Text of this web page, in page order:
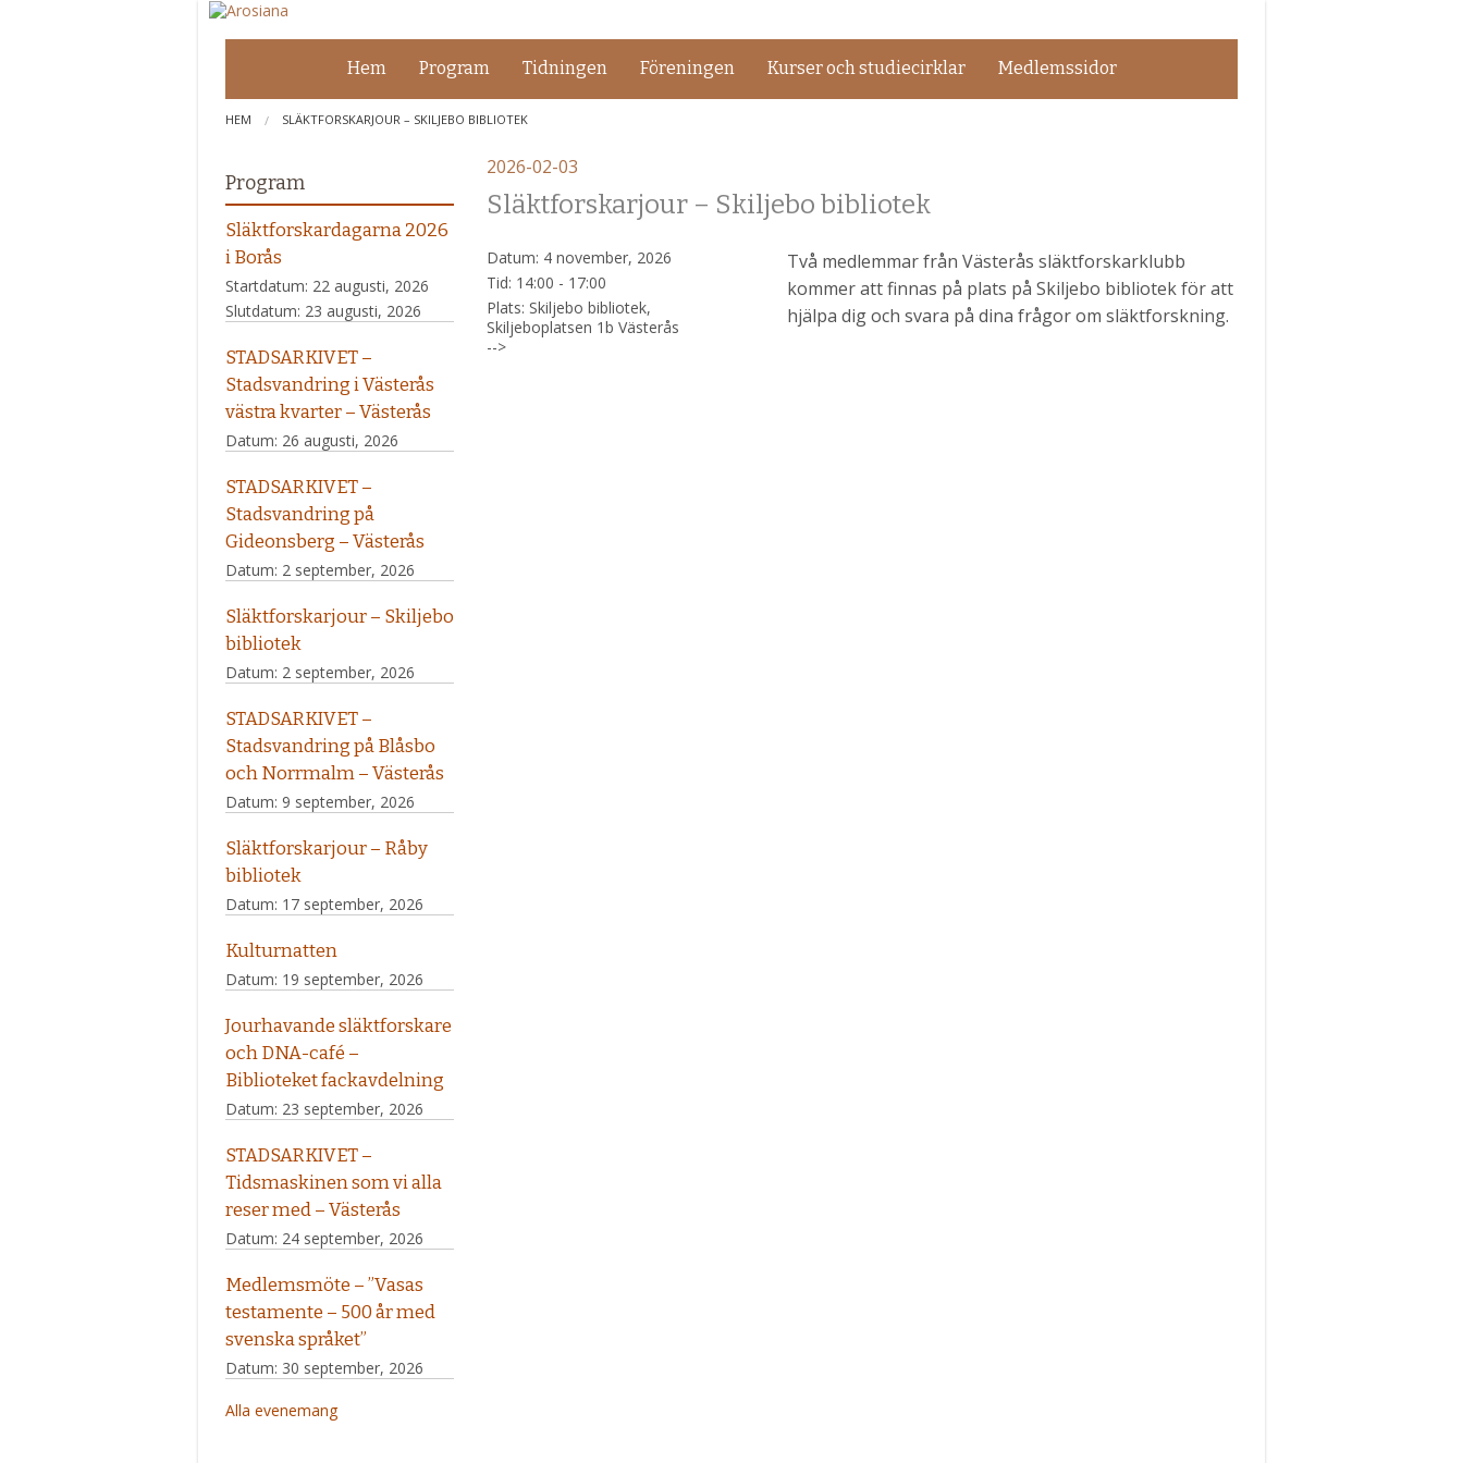
Hem Program Tidningen Föreningen Kurser och studiecirklar Medlemssidor
HEM SLÄKTFORSKARJOUR – SKILJEBO BIBLIOTEK
Program
Släktforskardagarna 2026
i Borås
Startdatum: 22 augusti, 2026
Slutdatum: 23 augusti, 2026
STADSARKIVET –
Stadsvandring i Västerås
västra kvarter – Västerås
Datum: 26 augusti, 2026
STADSARKIVET –
Stadsvandring på
Gideonsberg – Västerås
Datum: 2 september, 2026
Släktforskarjour – Skiljebo
bibliotek
Datum: 2 september, 2026
STADSARKIVET –
Stadsvandring på Blåsbo
och Norrmalm – Västerås
Datum: 9 september, 2026
Släktforskarjour – Råby
bibliotek
Datum: 17 september, 2026
Kulturnatten
Datum: 19 september, 2026
Jourhavande släktforskare
och DNA-café –
Biblioteket fackavdelning
Datum: 23 september, 2026
STADSARKIVET –
Tidsmaskinen som vi alla
reser med – Västerås
Datum: 24 september, 2026
Medlemsmöte – ”Vasas
testamente – 500 år med
svenska språket”
Datum: 30 september, 2026
Alla evenemang
2026-02-03
Släktforskarjour – Skiljebo bibliotek
Datum: 4 november, 2026
Tid: 14:00 - 17:00
Plats: Skiljebo bibliotek,
Skiljeboplatsen 1b Västerås
Två medlemmar från Västerås släktforskarklubb
kommer att finnas på plats på Skiljebo bibliotek för att
hjälpa dig och svara på dina frågor om släktforskning.
-->